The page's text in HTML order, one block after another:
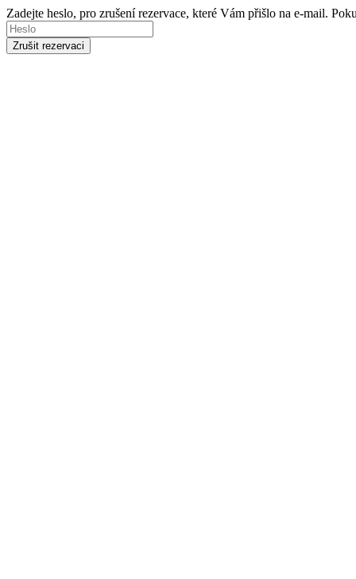
Zadejte heslo, pro zrušení rezervace, které Vám přišlo na e-mail.
Zrušit rezervaci